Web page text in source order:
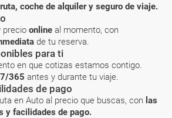
coche de alquiler y seguro de viaje.
precio online al momento, con
de tu reserva.
para ti
en que cotizas estamos contigo.
365 antes y durante tu viaje.
de pago
en Auto al precio que buscas, con las
y facilidades de pago.